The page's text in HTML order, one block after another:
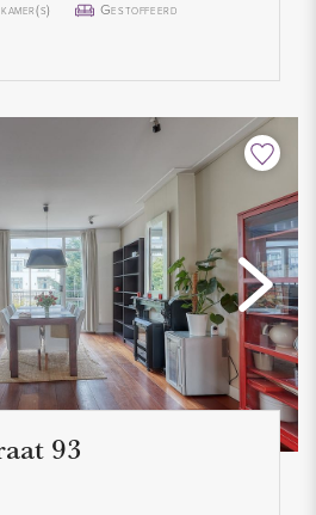
verkoper bij de gemeente worden
(conform NEN2580)
NEN2580)
€ 65,08 per jaar
beglazing
Gestoffeerd
93